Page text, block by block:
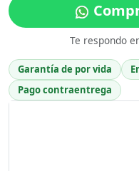
Te respondo
Garantía de por vida
Pago contraentrega